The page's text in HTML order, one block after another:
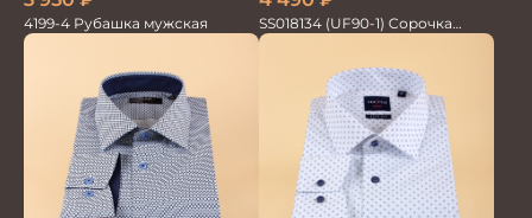
4199-4 Рубашка мужская
SS018134 (UF90-1) Сорочка
мужская GROSTYLE TRENDY